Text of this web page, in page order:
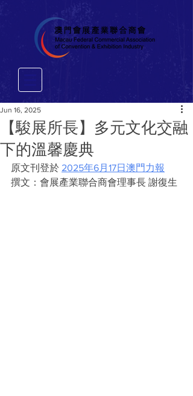
【駿展所長】多元文化交融
下的溫馨慶典
Jun 16, 2025
原文刊登於 2025年6月17日澳門力報
撰文：會展產業聯合商會理事長 謝復生